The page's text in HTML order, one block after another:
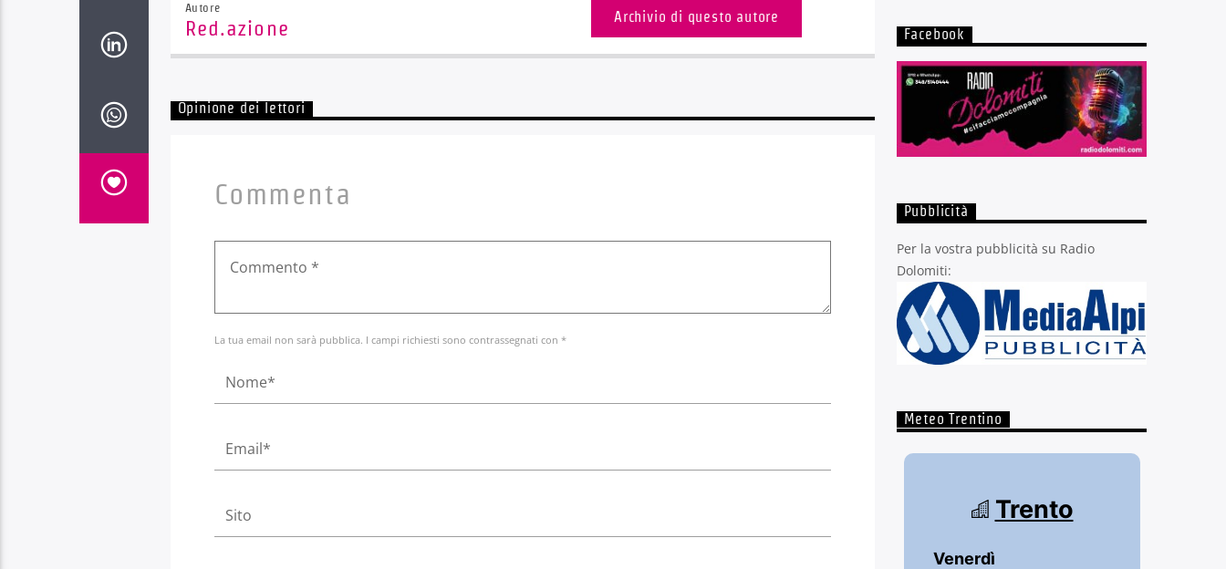
Autore
Red.azione
Archivio di questo autore
Opinione dei lettori
Commenta
La tua email non sarà pubblica. I campi richiesti sono contrassegnati con *
Facebook
Pubblicità
Per la vostra pubblicità su Radio
Dolomiti:
Meteo Trentino